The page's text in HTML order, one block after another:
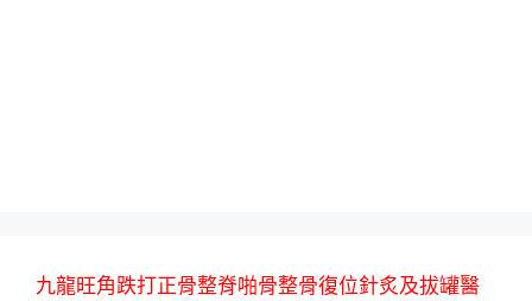
九龍旺角跌打正骨整脊啪骨整骨復位針炙及拔罐醫